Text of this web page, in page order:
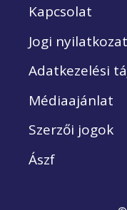
Kapcsolat
Jogi nyilatkozat
Adatkezelési
Médiaajánlat
Szerzői jogok
Ászf